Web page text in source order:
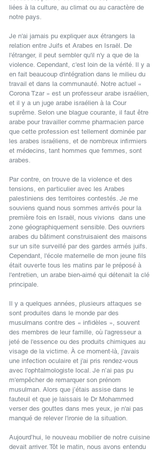
liées à la culture, au climat ou au caractère de
notre pays.
Je n'ai jamais pu expliquer aux étrangers la
relation entre Juifs et Arabes en Israël. De
l'étranger, il peut sembler qu'il n'y a que de la
violence. Cependant, c'est loin de la vérité. Il y a
en fait beaucoup d'intégration dans le milieu du
travail et dans la communauté. Notre actuel «
Corona Tzar » est un professeur arabe israélien,
et il y a un juge arabe israélien à la Cour
suprême. Selon une blague courante, il faut être
arabe pour travailler comme pharmacien parce
que cette profession est tellement dominée par
les arabes israéliens, et de nombreux infirmiers
et médecins, tant hommes que femmes, sont
arabes.
Par contre, on trouve de la violence et des
tensions, en particulier avec les Arabes
palestiniens des territoires contestés. Je me
souviens quand nous sommes arrivés pour la
première fois en Israël, nous vivions  dans une
zone géographiquement sensible. Des ouvriers
arabes du bâtiment construisaient des maisons
sur un site surveillé par des gardes armés juifs.
Cependant, l'école maternelle de mon jeune fils
était ouverte tous les matins par le préposé à
l'entretien, un arabe bien-aimé qui détenait la clé
principale.
Il y a quelques années, plusieurs attaques se
sont produites dans le monde par des
musulmans contre des « infidèles », souvent
des membres de leur famille, où l'agresseur a
jeté de l'essence ou des produits chimiques au
visage de la victime. À ce moment-là, j'avais
une infection oculaire et j'ai pris rendez-vous
avec l'ophtalmologiste local. Je n’ai pas pu
m'empêcher de remarquer son prénom
musulman. Alors que j’étais assise dans le
fauteuil et que je laissais le Dr Mohammed
verser des gouttes dans mes yeux, je n'ai pas
manqué de relever l'ironie de la situation.
Aujourd’hui, le nouveau mobilier de notre cuisine
devait arriver. Tôt le matin, nous avons entendu